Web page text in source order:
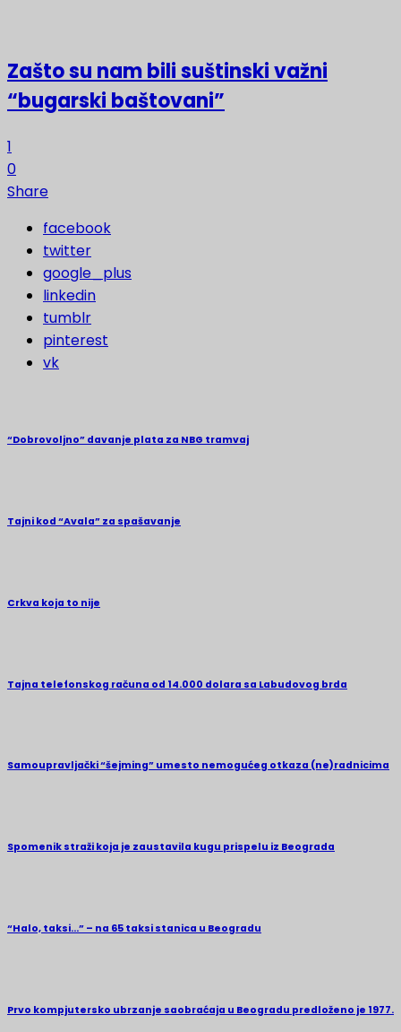
Zašto su nam bili suštinski važni
“bugarski baštovani”
1
0
Share
facebook
twitter
google_plus
linkedin
tumblr
pinterest
vk
“Dobrovoljno” davanje plata za NBG tramvaj
Tajni kod “Avala” za spašavanje
Crkva koja to nije
Tajna telefonskog računa od 14.000 dolara sa Labudovog brda
Samoupravljački “šejming” umesto nemogućeg otkaza (ne)radnicima
Spomenik straži koja je zaustavila kugu prispelu iz Beograda
“Halo, taksi…” – na 65 taksi stanica u Beogradu
Prvo kompjutersko ubrzanje saobraćaja u Beogradu predloženo je 1977.